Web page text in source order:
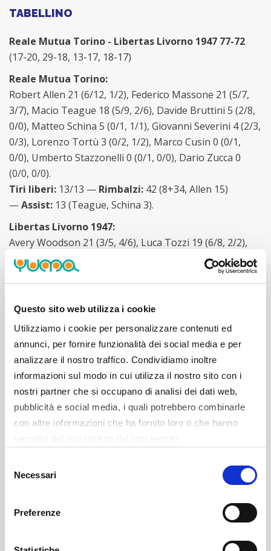
Questo sito web utilizza i cookie
Utilizziamo i cookie per personalizzare contenuti ed
annunci, per fornire funzionalità dei social media e per
analizzare il nostro traffico. Condividiamo inoltre
informazioni sul modo in cui utilizza il nostro sito con i
nostri partner che si occupano di analisi dei dati web,
pubblicità e social media, i quali potrebbero combinarle
con altre informazioni che ha fornito loro o che hanno
raccolto dal suo utilizzo dei loro servizi.
delNecessari
Preferenze
TABELLINO
Reale Mutua Torino - Libertas Livorno 1947 77-72
(17-20, 29-18, 13-17, 18-17)
Reale Mutua Torino:
Robert Allen 21 (6/12, 1/2), Federico Massone 21 (5/7,
3/7), Macio Teague 18 (5/9, 2/6), Davide Bruttini 5 (2/8,
0/0), Matteo Schina 5 (0/1, 1/1), Giovanni Severini 4 (2/3,
0/3), Lorenzo Tortù 3 (0/2, 1/2), Marco Cusin 0 (0/1,
0/0), Umberto Stazzonelli 0 (0/1, 0/0), Dario Zucca 0
(0/0, 0/0).
Tiri liberi: 13/13 — Rimbalzi: 42 (8+34, Allen 15)
—Assist: 13 (Teague, Schina 3).
Libertas Livorno 1947:
Avery Woodson 21 (3/5, 4/6), Luca Tozzi 19 (6/8, 2/2),
Fabio Valentini 11 (2/3, 2/5), Matt Tiby 10 (1/6, 1/2), Ariel
Filloy 5 (1/4, 1/4), Luca Possamai 4 (2/5, 0/0), Niccolò
Fantoni 0 (0/2, 0/0), Mattia Pacitto 0 (0/0, 0/0).
15 (Woodson 4).
CONFERENZA POSTPARTITA